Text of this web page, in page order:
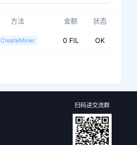
方法 金额 状态
CreateMiner 0 FIL OK
扫码进交流群